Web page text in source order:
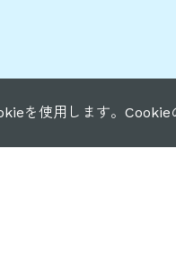
を使用します。